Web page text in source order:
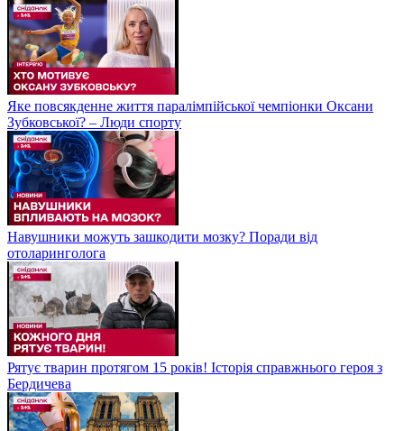
Яке повсякденне життя паралімпійської чемпіонки Оксани
Зубковської? – Люди спорту
Навушники можуть зашкодити мозку? Поради від
отоларинголога
Рятує тварин протягом 15 років! Історія справжнього героя з
Бердичева